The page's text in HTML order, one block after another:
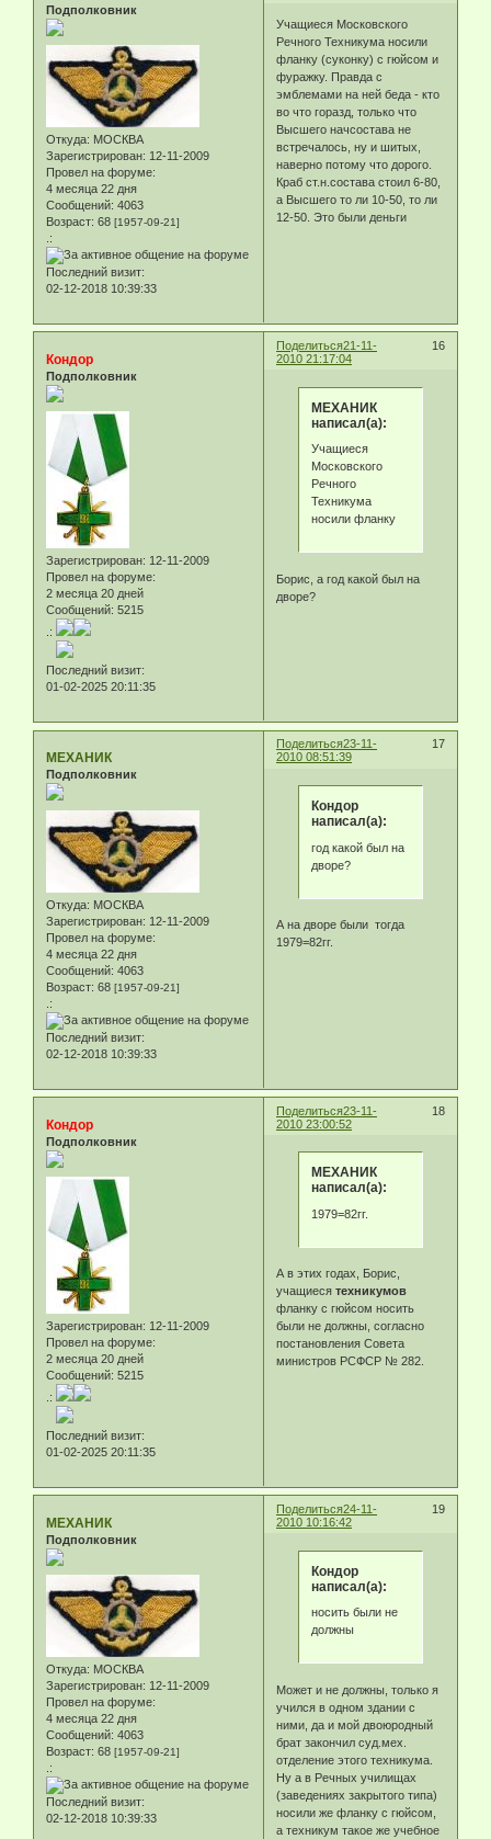
Подполковник
Откуда: МОСКВА
Зарегистрирован: 12-11-2009
Провел на форуме:
4 месяца 22 дня
Сообщений: 4063
Возраст: 68 [1957-09-21]
.:
Последний визит:
02-12-2018 10:39:33
Учащиеся Московского
Речного Техникума носили
фланку (суконку) с гюйсом и
фуражку. Правда с
эмблемами на ней беда - кто
во что горазд, только что
Высшего начсостава не
встречалось, ну и шитых,
наверно потому что дорого.
Краб ст.н.состава стоил 6-80,
а Высшего то ли 10-50, то ли
12-50. Это были деньги
Поделиться 16
21-11-
2010 21:17:04
Кондор
Подполковник
Зарегистрирован: 12-11-2009
Провел на форуме:
2 месяца 20 дней
Сообщений: 5215
.:
Последний визит:
01-02-2025 20:11:35
МЕХАНИК
написал(а):
Учащиеся
Московского
Речного
Техникума
носили фланку
Борис, а год какой был на
дворе?
Поделиться 17
23-11-
2010 08:51:39
МЕХАНИК
Подполковник
Откуда: МОСКВА
Зарегистрирован: 12-11-2009
Провел на форуме:
4 месяца 22 дня
Сообщений: 4063
Возраст: 68 [1957-09-21]
.:
Последний визит:
02-12-2018 10:39:33
Кондор
написал(а):
год какой был на
дворе?
А на дворе были тогда
1979=82гг.
Поделиться 18
23-11-
2010 23:00:52
Кондор
Подполковник
Зарегистрирован: 12-11-2009
Провел на форуме:
2 месяца 20 дней
Сообщений: 5215
.:
Последний визит:
01-02-2025 20:11:35
МЕХАНИК
написал(а):
1979=82гг.
А в этих годах, Борис,
учащиесятехникумов
фланку с гюйсом носить
были не должны, согласно
постановления Совета
министров РСФСР № 282.
Поделиться 19
24-11-
2010 10:16:42
МЕХАНИК
Подполковник
Откуда: МОСКВА
Зарегистрирован: 12-11-2009
Провел на форуме:
4 месяца 22 дня
Сообщений: 4063
Возраст: 68 [1957-09-21]
.:
Последний визит:
02-12-2018 10:39:33
Кондор
написал(а):
носить были не
должны
Может и не должны, только я
учился в одном здании с
ними, да и мой двоюродный
брат закончил суд.мех.
отделение этого техникума.
Ну а в Речных училищах
(заведениях закрытого типа)
носили же фланку с гюйсом,
а техникум такое же учебное